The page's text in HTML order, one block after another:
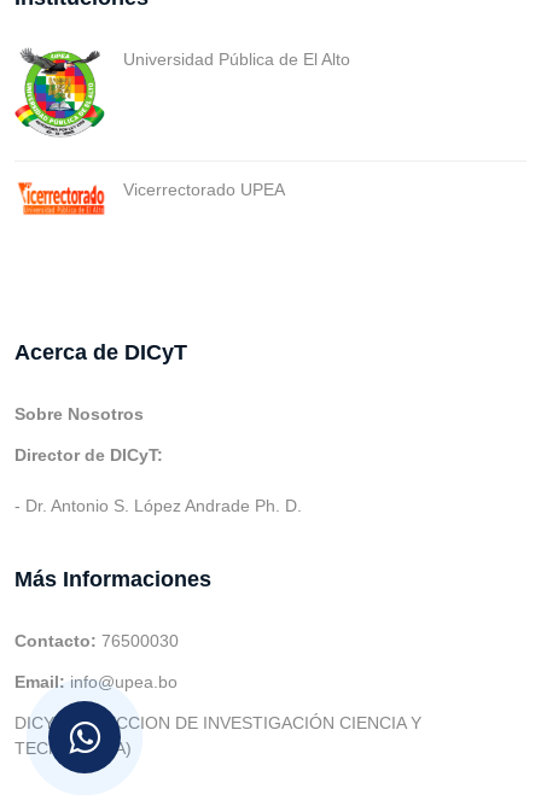
Universidad Pública de El Alto
Vicerrectorado UPEA
Acerca de DICyT
Sobre Nosotros
Director de DICyT:
- Dr. Antonio S. López Andrade Ph. D.
Más Informaciones
Contacto: 76500030
Email: info@upea.bo
DICYT (DIRECCION DE INVESTIGACIÓN CIENCIA Y
TECNOLOGIA)